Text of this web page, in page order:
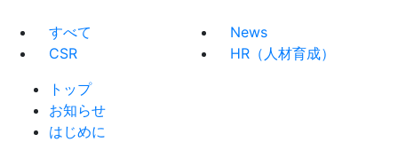
すべて
News
CSR
HR（人材育成）
トップ
お知らせ
はじめに